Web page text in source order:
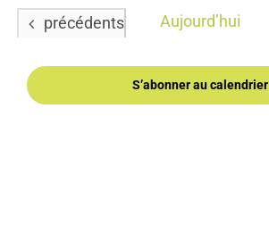
Évènements
précédents Aujourd’hui
S’abonner au calendrier